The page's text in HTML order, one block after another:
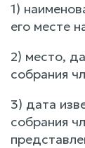
1)
его месте
2) место,
собрания
3) дата
собрания